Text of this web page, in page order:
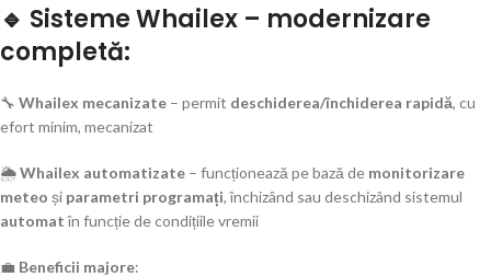
🔹 Sisteme Whailex – modernizare
completă:
🔧 Whailex mecanizate – permit deschiderea/închiderea rapidă, cu
efort minim, mecanizat
🌦️Whailex automatizate – funcționează pe bază de monitorizare
meteo și parametri programați, închizând sau deschizând sistemul
automatîn funcție de condițiile vremii
💼 Beneficii majore: